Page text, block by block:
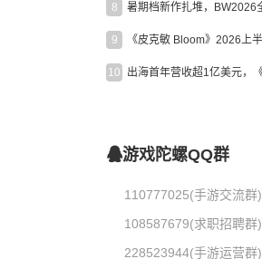
8
9
10
游戏陀螺QQ群
110777025(手游交流群)
108587679(求职招聘群)
228523944(手游运营群)